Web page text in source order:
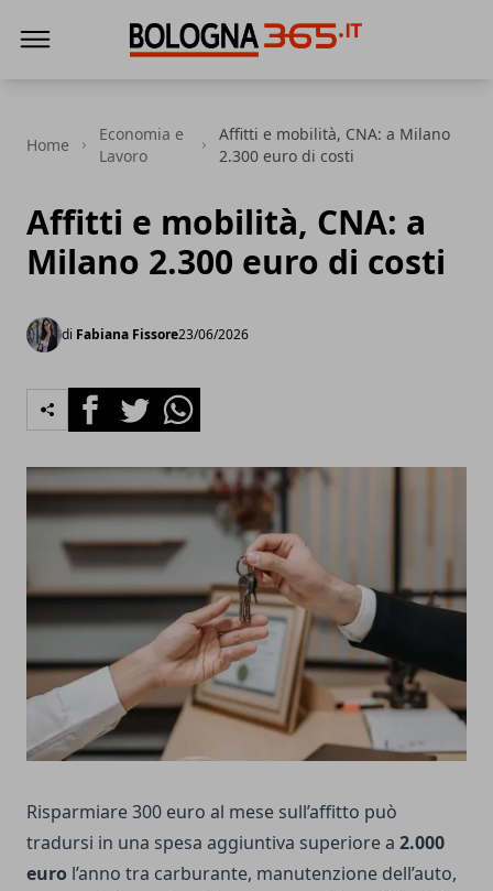
Home
Economia e
Lavoro
Affitti e mobilità, CNA: a Milano
2.300 euro di costi
Affitti e mobilità, CNA: a
Milano 2.300 euro di costi
di Fabiana Fissore23/06/2026
FacebookTwitterWhatsapp
Risparmiare 300 euro al mese sull’affitto può
tradursi in una spesa aggiuntiva superiore a 2.000
euro l’anno tra carburante, manutenzione dell’auto,